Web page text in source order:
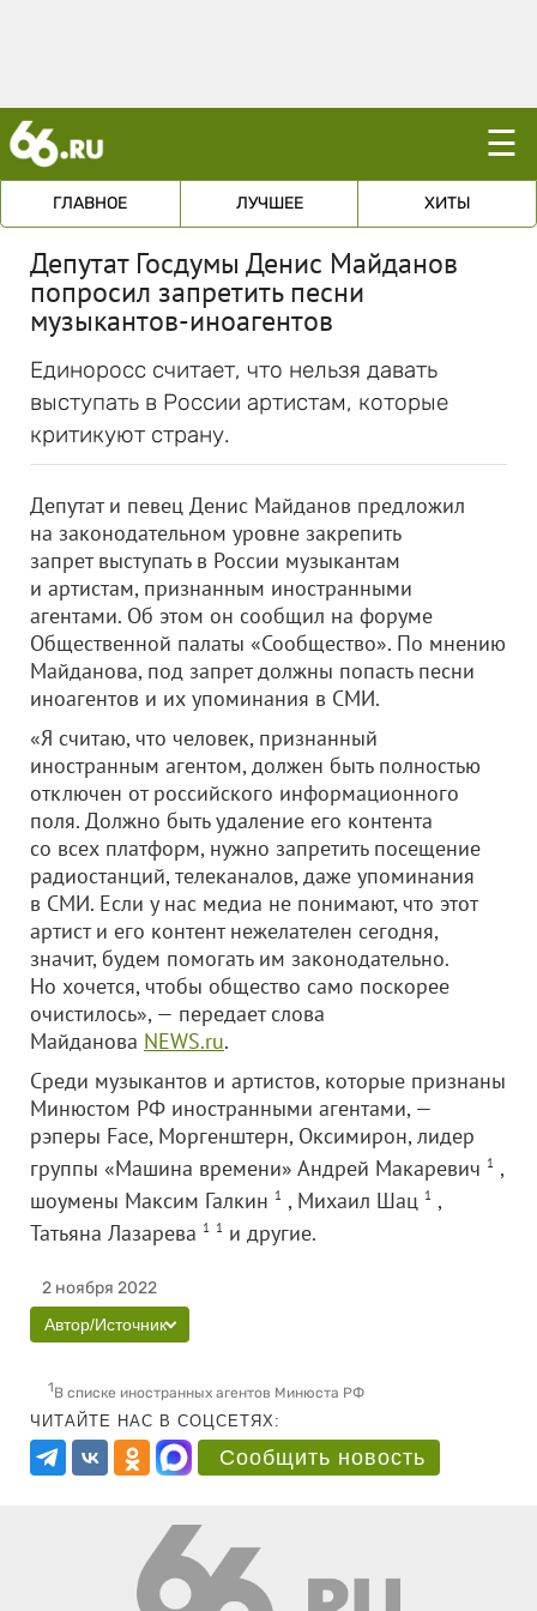
☰
ГЛАВНОЕ ЛУЧШЕЕ ХИТЫ
Депутат Госдумы Денис Майданов
попросил запретить песни
музыкантов-иноагентов
Единоросс считает, что нельзя давать
выступать в России артистам, которые
критикуют страну.
Депутат и певец Денис Майданов предложил
на законодательном уровне закрепить
запрет выступать в России музыкантам
и артистам, признанным иностранными
агентами. Об этом он сообщил на форуме
Общественной палаты «Сообщество». По мнению
Майданова, под запрет должны попасть песни
иноагентов и их упоминания в СМИ.
«Я считаю, что человек, признанный
иностранным агентом, должен быть полностью
отключен от российского информационного
поля. Должно быть удаление его контента
со всех платформ, нужно запретить посещение
радиостанций, телеканалов, даже упоминания
в СМИ. Если у нас медиа не понимают, что этот
артист и его контент нежелателен сегодня,
значит, будем помогать им законодательно.
Но хочется, чтобы общество само поскорее
очистилось», — передает слова
Майданова NEWS.ru.
Среди музыкантов и артистов, которые признаны
Минюстом РФ иностранными агентами, —
рэперы Face, Моргенштерн, Оксимирон, лидер
группы «Машина времени» Андрей Макаревич 1 ,
шоумены Максим Галкин 1 , Михаил Шац 1 ,
Татьяна Лазарева 1 1 и другие.
2 ноября 2022
Автор/Источник
1В списке иностранных агентов Минюста РФ
ЧИТАЙТЕ НАС В СОЦСЕТЯХ:
Сообщить новость